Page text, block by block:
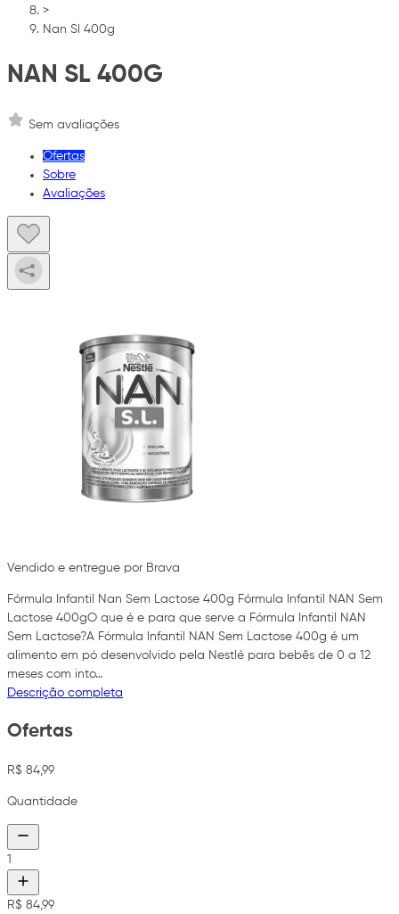
>
Nan Sl 400g
NAN SL 400G
Sem avaliações
Ofertas
Sobre
Avaliações
Vendido e entregue por Brava
Fórmula Infantil Nan Sem Lactose 400g Fórmula Infantil NAN Sem
Lactose 400gO que é e para que serve a Fórmula Infantil NAN
Sem Lactose?A Fórmula Infantil NAN Sem Lactose 400g é um
alimento em pó desenvolvido pela Nestlé para bebês de 0 a 12
meses com into…
Descrição completa
Ofertas
R$ 84,99
Quantidade
1
R$ 84,99